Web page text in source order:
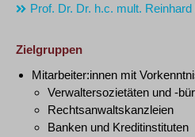
Prof. Dr. Dr. h.c. mult.
Zielgruppen
Mitarbeiter:innen mit
Verwaltersozietäten und -
Rechtsanwaltskanzleien
Banken und Kreditinstituten